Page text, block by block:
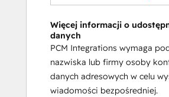
Więcej informacji o
danych
PCM Integrations wymaga
nazwiska lub firmy osoby
danych adresowych w celu
wiadomości bezpośredniej.